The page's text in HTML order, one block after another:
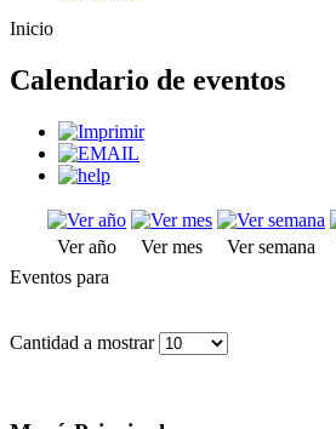
Inicio
Calendario de eventos
Ver año Ver mes Ver semana
Eventos para
Cantidad a mostrar